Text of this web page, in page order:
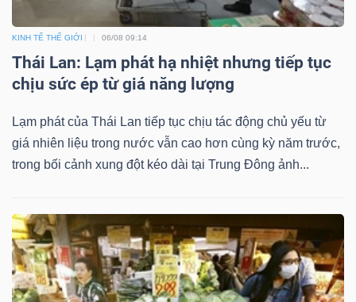
KINH TẾ THẾ GIỚI 06/08 09:14
Thái Lan: Lạm phát hạ nhiệt nhưng tiếp tục
chịu sức ép từ giá năng lượng
Lạm phát của Thái Lan tiếp tục chịu tác động chủ yếu từ
giá nhiên liệu trong nước vẫn cao hơn cùng kỳ năm trước,
trong bối cảnh xung đột kéo dài tại Trung Đông ảnh...